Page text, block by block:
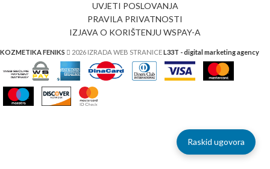
UVJETI POSLOVANJA
PRAVILA PRIVATNOSTI
IZJAVA O KORIŠTENJU WSPAY-A
KOZMETIKA FENIKS 2026 IZRADA WEB STRANICEL33T - digital marketing agency
Raskid ugovora